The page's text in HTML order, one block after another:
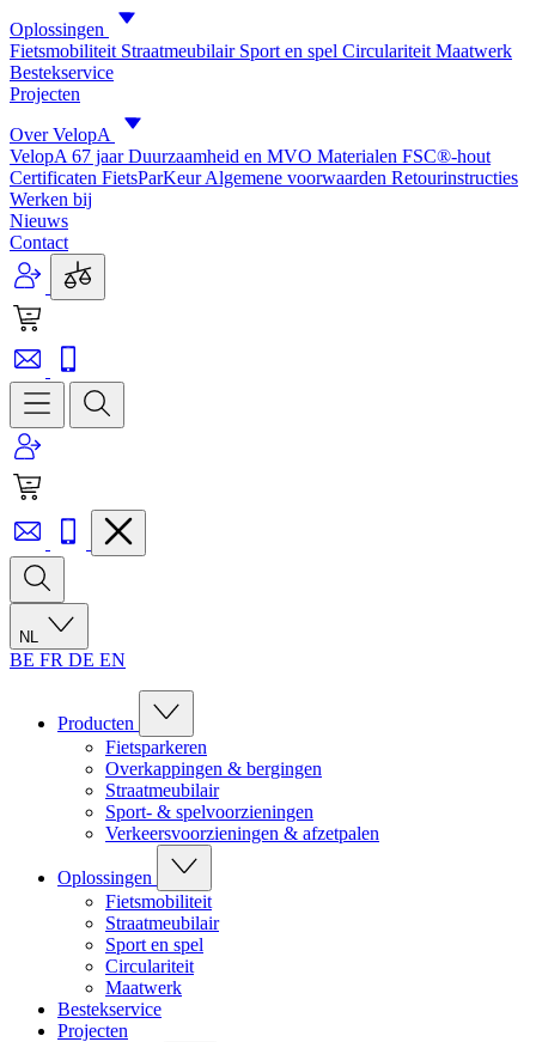
Oplossingen
Fietsmobiliteit Straatmeubilair Sport en spel Circulariteit Maatwerk
Bestekservice
Projecten
Over VelopA
VelopA 67 jaarDuurzaamheid en MVO Materialen FSC®-hout
Certificaten FietsParKeurAlgemene voorwaarden Retourinstructies
Werken bij
Nieuws
Contact
NL
BE FR DE EN
Producten
Fietsparkeren
Overkappingen & bergingen
Straatmeubilair
Sport- & spelvoorzieningen
Verkeersvoorzieningen & afzetpalen
Oplossingen
Fietsmobiliteit
Straatmeubilair
Sport en spel
Circulariteit
Maatwerk
Bestekservice
Projecten